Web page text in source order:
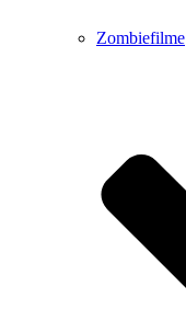
Zombiefilme